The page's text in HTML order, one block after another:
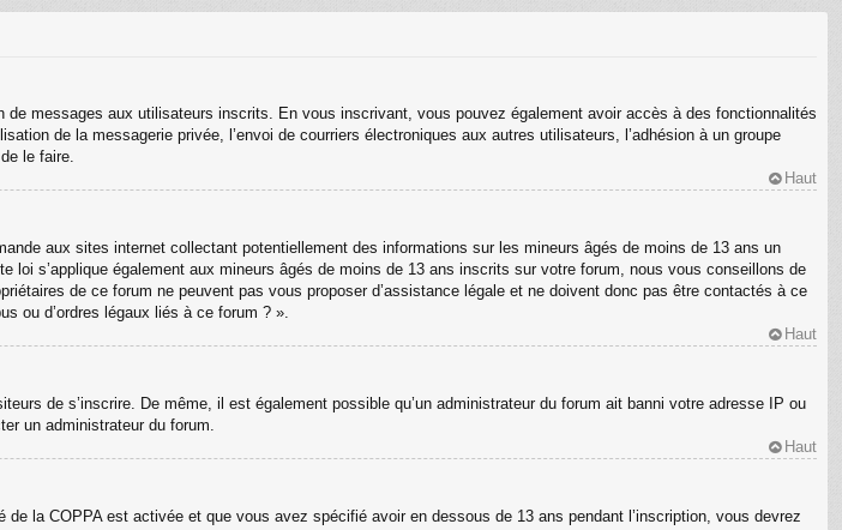
messages aux utilisateurs inscrits. En vous inscrivant, vous pouvez également avoir accès à des fonctionnalités
de la messagerie privée, l’envoi de courriers électroniques aux autres utilisateurs, l’adhésion à un groupe
le faire.
Haut
aux sites internet collectant potentiellement des informations sur les mineurs âgés de moins de 13 ans un
s’applique également aux mineurs âgés de moins de 13 ans inscrits sur votre forum, nous vous conseillons de
de ce forum ne peuvent pas vous proposer d’assistance légale et ne doivent donc pas être contactés à ce
ou d’ordres légaux liés à ce forum ? ».
Haut
de s’inscrire. De même, il est également possible qu’un administrateur du forum ait banni votre adresse IP ou
un administrateur du forum.
Haut
la COPPA est activée et que vous avez spécifié avoir en dessous de 13 ans pendant l’inscription, vous devrez